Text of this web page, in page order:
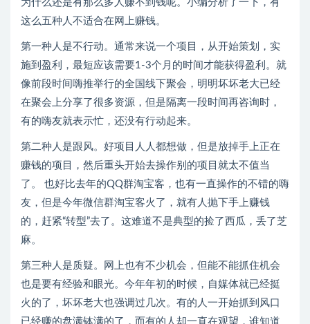
为什么还是有那么多人赚不到钱呢。小编分析了一下，有
这么五种人不适合在网上赚钱。
第一种人是不行动。通常来说一个项目，从开始策划，实
施到盈利，最短应该需要1-3个月的时间才能获得盈利。就
像前段时间嗨推举行的全国线下聚会，明明坏坏老大已经
在聚会上分享了很多资源，但是隔离一段时间再咨询时，
有的嗨友就表示忙，还没有行动起来。
第二种人是跟风。好项目人人都想做，但是放掉手上正在
赚钱的项目，然后重头开始去操作别的项目就太不值当
了。 也好比去年的QQ群淘宝客，也有一直操作的不错的嗨
友，但是今年微信群淘宝客火了，就有人抛下手上赚钱
的，赶紧“转型”去了。这难道不是典型的捡了西瓜，丢了芝
麻。
第三种人是质疑。网上也有不少机会，但能不能抓住机会
也是要有经验和眼光。今年年初的时候，自媒体就已经挺
火的了，坏坏老大也强调过几次。有的人一开始抓到风口
已经赚的盘满钵满的了，而有的人却一直在观望，谁知道